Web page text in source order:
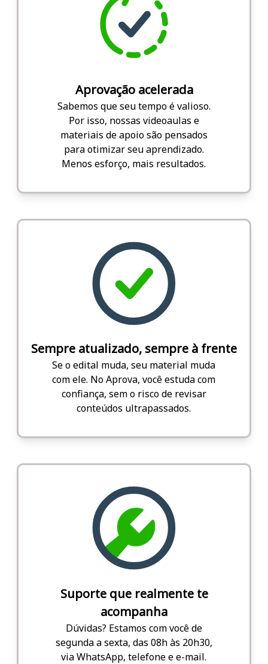
Aprovação acelerada
Sabemos que seu tempo é valioso.
Por isso, nossas videoaulas e
materiais de apoio são pensados
para otimizar seu aprendizado.
Menos esforço, mais resultados.
Sempre atualizado, sempre à frente
Se o edital muda, seu material muda
com ele. No Aprova, você estuda com
confiança, sem o risco de revisar
conteúdos ultrapassados.
Suporte que realmente te
acompanha
Dúvidas? Estamos com você de
segunda a sexta, das 08h às 20h30,
via WhatsApp, telefone e e-mail.